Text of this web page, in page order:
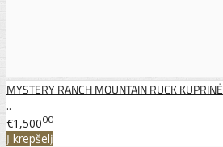
MYSTERY RANCH MOUNTAIN RUCK KUPRINĖ
..
€1,50000
Į krepšelį